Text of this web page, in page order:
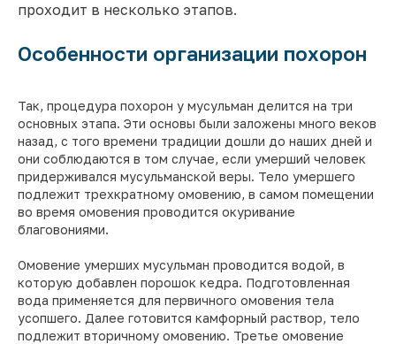
проходит в несколько этапов.
Особенности организации похорон
Так, процедура похорон у мусульман делится на три
основных этапа. Эти основы были заложены много веков
назад, с того времени традиции дошли до наших дней и
они соблюдаются в том случае, если умерший человек
придерживался мусульманской веры. Тело умершего
подлежит трехкратному омовению, в самом помещении
во время омовения проводится окуривание
благовониями.
Омовение умерших мусульман проводится водой, в
которую добавлен порошок кедра. Подготовленная
вода применяется для первичного омовения тела
усопшего. Далее готовится камфорный раствор, тело
подлежит вторичному омовению. Третье омовение